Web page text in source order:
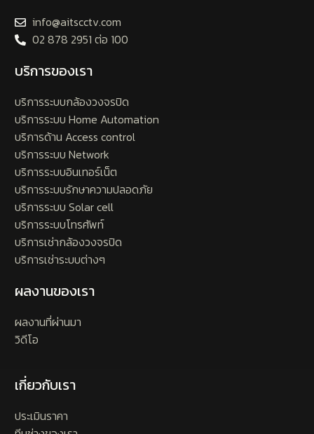
info@aitscctv.com
02 878 2951 ต่อ 100
บริการของเรา
บริการระบบกล้องวงจรปิด
บริการระบบ Home Automation
บริการด้าน Access control
บริการระบบ Network
บริการระบบอินเทอร์เน็ต
บริการระบบรักษาความปลอดภัย
บริการระบบ Solar cell
บริการระบบโทรศัพท์
บริการเช่ากล้องวงจรปิด
บริการเช่าระบบต่างๆ
ผลงานของเรา
ผลงานที่ผ่านมา
วิดีโอ
เกี่ยวกับเรา
ประเมินราคา